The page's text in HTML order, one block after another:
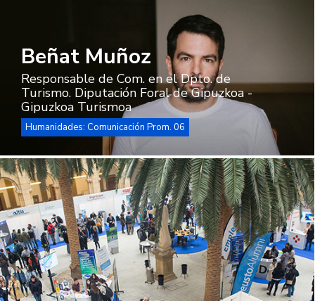
Beñat Muñoz
Responsable de Com. en el Dpto. de
Turismo. Diputación Foral de Gipuzkoa -
Gipuzkoa Turismoa
Humanidades: Comunicación Prom. 06